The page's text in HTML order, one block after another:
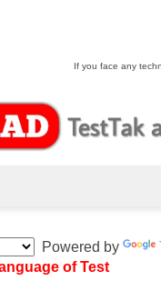
If you face any
Powered by
of Test